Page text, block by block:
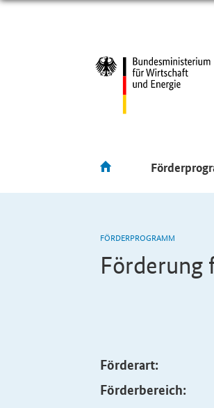
FÖRDERPROGRAMM
Förderart:
Förderbereich: